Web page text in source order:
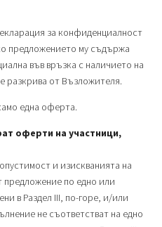
за конфиденциалност
предложението му съдържа
във връзка с наличието на
разкрива от Възложителя.
една оферта.
оферти на участници,
и изискванията на
по едно или
в Раздел IIІ, по-горе, и/или
не съответстват на едно